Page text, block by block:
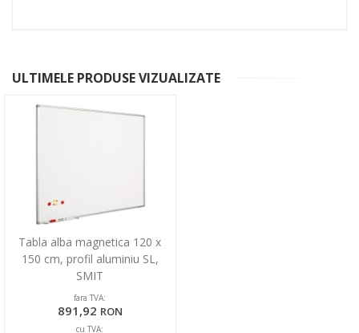
ULTIMELE PRODUSE VIZUALIZATE
Tabla alba magnetica 120 x
150 cm, profil aluminiu SL,
SMIT
fara TVA:
891,92 RON
cu TVA: